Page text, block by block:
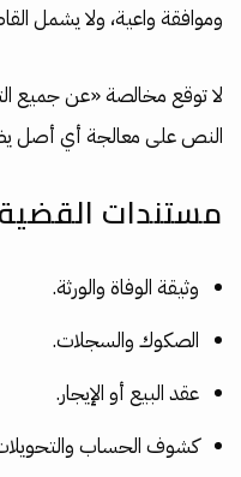
وموافقة واعية، ولا يشمل
لا توقع مخالصة «عن جميع
النص على معالجة أي أصل
مستندات القضية
وثيقة الوفاة والورثة.
الصكوك والسجلات.
عقد البيع أو الإيجار.
كشوف الحساب